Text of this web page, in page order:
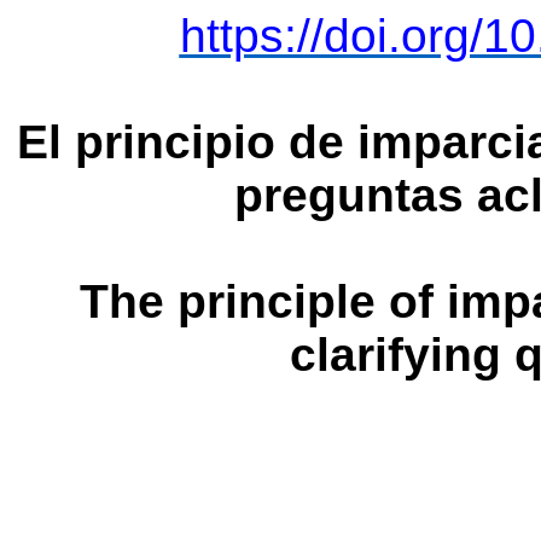
https://doi.org/
El principio de
preguntas
The principle of
clarifying